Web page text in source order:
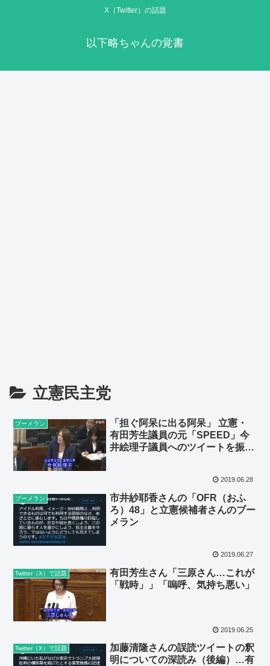
X（Twitter）の話題
以下略ちゃんの覚書
立憲民主党
ブーメラン
「担ぐ阿呆に出る阿呆」 立憲・
有田芳生議員の元「SPEED」今
井絵理子議員へのツイートを振り
2019.06.28
ブーメラン
市井紗耶香さんの「OFR（おふ
ろ）48」と立憲候補者さんのブー
メラン
2019.06.27
Twitter（X）で話題
有田芳生さん「三原さん…これが
「戦時」」「嗚呼、気持ち悪い」
2019.06.25
Twitter（X）で話題
加藤清隆さんの誤読ツイートの釈
明についての深読み（後編）…有